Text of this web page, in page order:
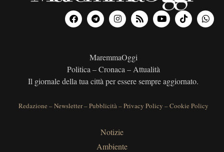
MaremmaOggi
Politica – Cronaca – Attualità
Il giornale della tua città per essere sempre aggiornato.
Redazione –Newsletter–Pubblicità –Privacy Policy –Cookie Policy
Notizie
Ambiente